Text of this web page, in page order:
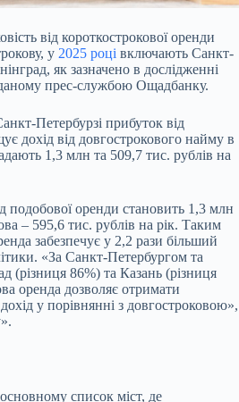
від короткострокової оренди
у 2025 році включають Санкт-
як зазначено в дослідженні
прес-службою Ощадбанку.
Петербурзі прибуток від
дохід від довгострокового найму в
1,3 млн та 509,7 тис. рублів на
подобової оренди становить 1,3 млн
– 595,6 тис. рублів на рік. Таким
забезпечує у 2,2 рази більший
«За Санкт-Петербургом та
(різниця 86%) та Казань (різниця
оренда дозволяє отримати
у порівнянні з довгостроковою»,
список міст, де